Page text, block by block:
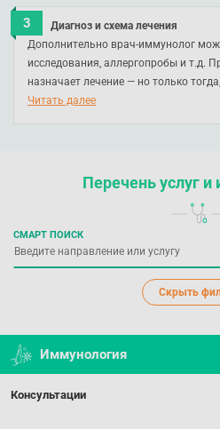
Диагноз и схема лечения
Дополнительно врач-иммунолог
исследования, аллергопробы и т.д.
назначает лечение — но только
предварительный диагноз.
Читать далее
Перечень услуг и
СМАРТ ПОИСК
Скрыть
Иммунология
Консультации